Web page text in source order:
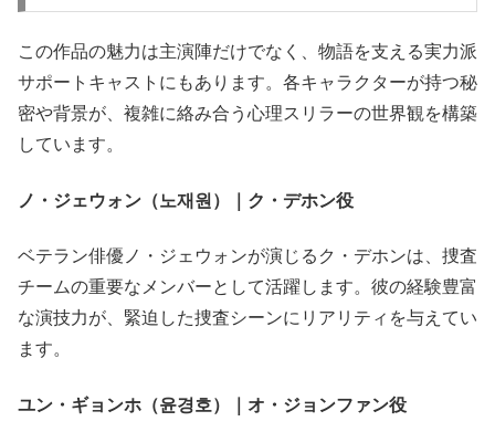
この作品の魅力は主演陣だけでなく、物語を支える実力派
サポートキャストにもあります。各キャラクターが持つ秘
密や背景が、複雑に絡み合う心理スリラーの世界観を構築
しています。
ノ・ジェウォン（노재원）｜ク・デホン役
ベテラン俳優ノ・ジェウォンが演じるク・デホンは、捜査
チームの重要なメンバーとして活躍します。彼の経験豊富
な演技力が、緊迫した捜査シーンにリアリティを与えてい
ます。
ユン・ギョンホ（윤경호）｜オ・ジョンファン役